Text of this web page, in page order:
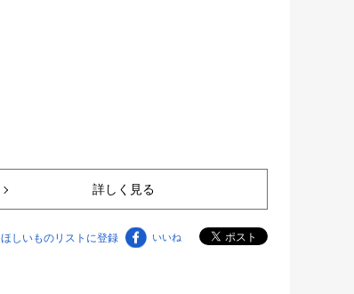
詳しく見る
ほしいものリストに登録 いいね